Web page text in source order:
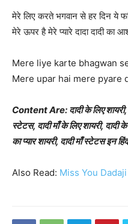
मेरे लिए करते भगवान से हर दिन ये
मेरे ऊपर है मेरे प्यारे दादा दादी का
Mere liye karte bhagwan
Mere upar hai mere pyare
Content Are: दादी के लिए शायरी,
स्टेटस, दादी माँ के लिए शायरी, दादी
का प्यार शायरी, दादी माँ स्टेटस इन
Also Read: Miss You